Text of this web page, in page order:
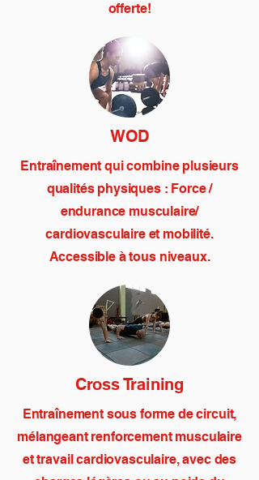
offerte!
WOD
Entraînement qui combine plusieurs
qualités physiques : Force /
endurance musculaire/
cardiovasculaire et mobilité.
Accessible à tous niveaux.
Cross Training
Entraînement sous forme de circuit,
mélangeant renforcement musculaire
et travail cardiovasculaire, avec des